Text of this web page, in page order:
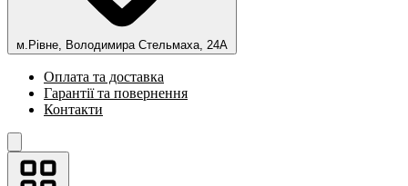
м.Рівне, Володимира Стельмаха, 24А
Оплата та доставка
Гарантії та повернення
Контакти